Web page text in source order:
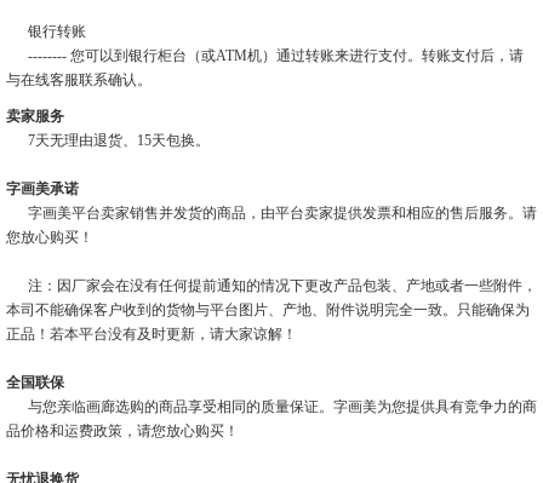
银行转账
-------- 您可以到银行柜台（或ATM机）通过转账来进行支付。转账支付后，请
与在线客服联系确认。
卖家服务
7天无理由退货、15天包换。
字画美承诺
字画美平台卖家销售并发货的商品，由平台卖家提供发票和相应的售后服务。请
您放心购买！
注：因厂家会在没有任何提前通知的情况下更改产品包装、产地或者一些附件，
本司不能确保客户收到的货物与平台图片、产地、附件说明完全一致。只能确保为
正品！若本平台没有及时更新，请大家谅解！
全国联保
与您亲临画廊选购的商品享受相同的质量保证。字画美为您提供具有竞争力的商
品价格和运费政策，请您放心购买！
无忧退换货